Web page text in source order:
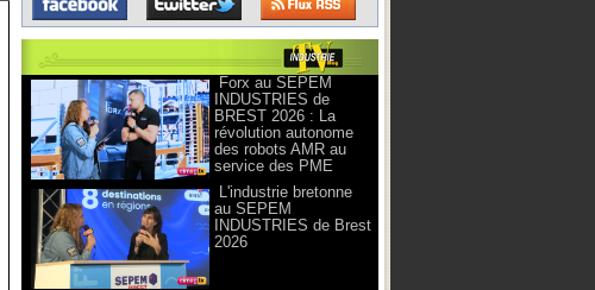
Forx au SEPEM
INDUSTRIES de
BREST 2026 : La
révolution autonome
des robots AMR au
service des PME
L'industrie bretonne
au SEPEM
INDUSTRIES de Brest
2026